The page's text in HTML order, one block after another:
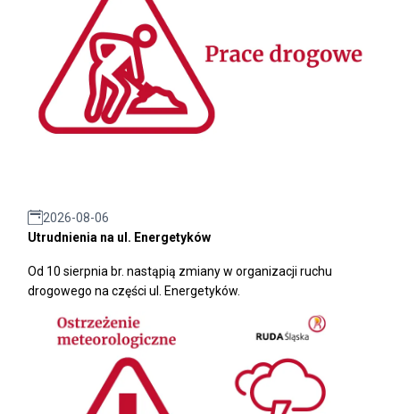
2026-08-06
Utrudnienia na ul. Energetyków
Od 10 sierpnia br. nastąpią zmiany w organizacji ruchu
drogowego na części ul. Energetyków.